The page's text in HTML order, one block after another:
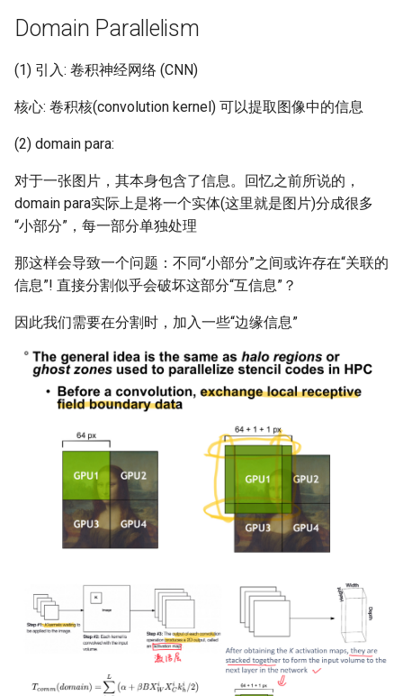
INFOCOM23 SaTCP
MobiCom24 SHORT
SenSys26 Serenade
MobiCom23 Atlas
SOSP19 Snap
Domain Parallelism
(1) 引入: 卷积神经网络 (CNN)
核心: 卷积核(convolution kernel) 可以提取图像中的信息
(2) domain para:
对于一张图片，其本身包含了信息。回忆之前所说的，
domain para实际上是将一个实体(这里就是图片)分成很多
“小部分”，每一部分单独处理
那这样会导致一个问题：不同“小部分”之间或许存在“关联的
信息”! 直接分割似乎会破坏这部分“互信息”？
因此我们需要在分割时，加入一些“边缘信息”